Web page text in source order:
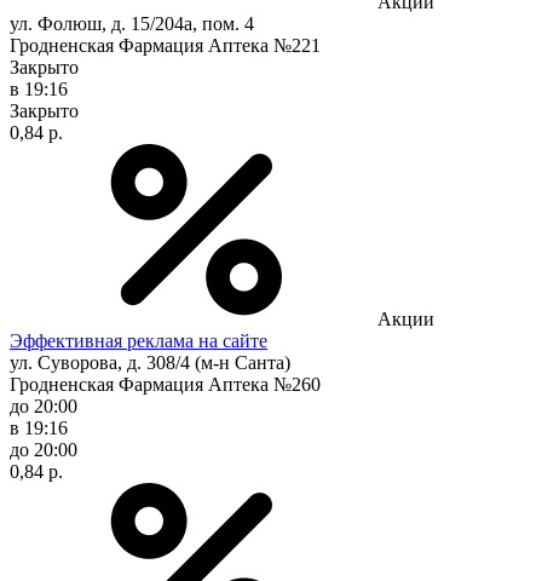
ул. Фолюш, д. 15/204а, пом. 4
Гродненская Фармация Аптека №221
Закрыто
в 19:16
Закрыто
0,84 р.
Акции
Эффективная реклама на сайте
ул. Суворова, д. 308/4 (м-н Санта)
Гродненская Фармация Аптека №260
до 20:00
в 19:16
до 20:00
0,84 р.